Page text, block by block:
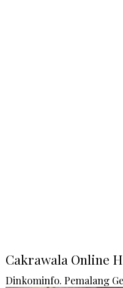
Cakrawala Online
Dinkominfo. Pemalang